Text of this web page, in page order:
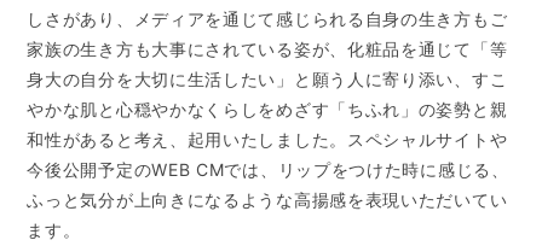
しさがあり、メディアを通じて感じられる自身の生き方もご
家族の生き方も大事にされている姿が、化粧品を通じて「等
身大の自分を大切に生活したい」と願う人に寄り添い、すこ
やかな肌と心穏やかなくらしをめざす「ちふれ」の姿勢と親
和性があると考え、起用いたしました。スペシャルサイトや
今後公開予定のWEB CMでは、リップをつけた時に感じる、
ふっと気分が上向きになるような高揚感を表現いただいてい
ます。